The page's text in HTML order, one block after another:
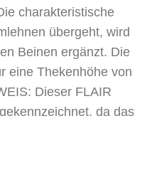
charakteristische
übergeht, wird
Beinen ergänzt. Die
eine Thekenhöhe von
Dieser FLAIR
da das
ohne diese